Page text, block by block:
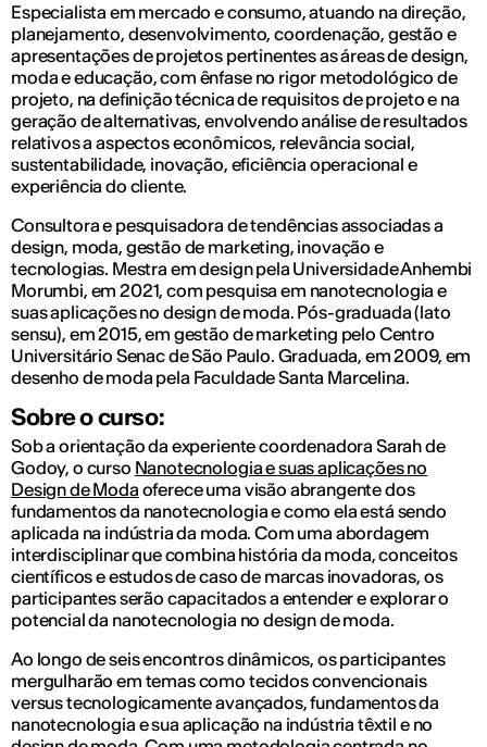
Especialista em mercado e consumo, atuando na direção,
planejamento, desenvolvimento, coordenação, gestão e
apresentações de projetos pertinentes as áreas de design,
moda e educação, com ênfase no rigor metodológico de
projeto, na definição técnica de requisitos de projeto e na
geração de alternativas, envolvendo análise de resultados
relativos a aspectos econômicos, relevância social,
sustentabilidade, inovação, eficiência operacional e
experiência do cliente.
Consultora e pesquisadora de tendências associadas a
design, moda, gestão de marketing, inovação e
tecnologias. Mestra em design pela Universidade Anhembi
Morumbi, em 2021, com pesquisa em nanotecnologia e
suas aplicações no design de moda. Pós-graduada (lato
sensu), em 2015, em gestão de marketing pelo Centro
Universitário Senac de São Paulo. Graduada, em 2009, em
desenho de moda pela Faculdade Santa Marcelina.
Sobre o curso:
Sob a orientação da experiente coordenadora Sarah de
Godoy, o curso Nanotecnologia e suas aplicações no
Design de Moda oferece uma visão abrangente dos
fundamentos da nanotecnologia e como ela está sendo
aplicada na indústria da moda. Com uma abordagem
interdisciplinar que combina história da moda, conceitos
científicos e estudos de caso de marcas inovadoras, os
participantes serão capacitados a entender e explorar o
potencial da nanotecnologia no design de moda.
Ao longo de seis encontros dinâmicos, os participantes
mergulharão em temas como tecidos convencionais
versus tecnologicamente avançados, fundamentos da
nanotecnologia e sua aplicação na indústria têxtil e no